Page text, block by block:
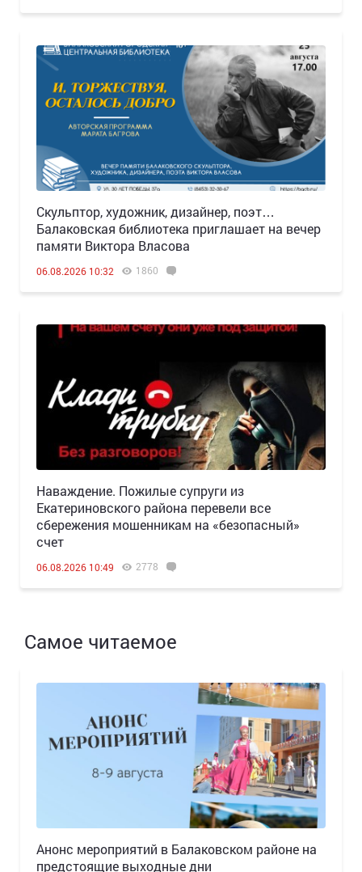
Скульптор, художник, дизайнер, поэт…
Балаковская библиотека приглашает на вечер
памяти Виктора Власова
06.08.2026 10:32 1860
Наваждение. Пожилые супруги из
Екатериновского района перевели все
сбережения мошенникам на «безопасный»
счет
06.08.2026 10:49 2778
Самое читаемое
Анонс мероприятий в Балаковском районе на
предстоящие выходные дни